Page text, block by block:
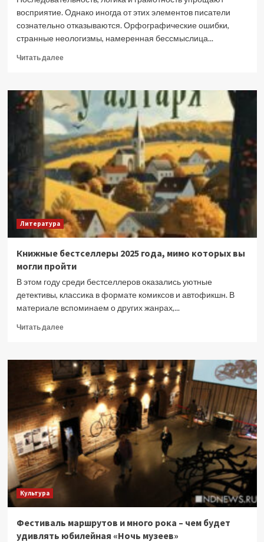
восприятие. Однако иногда от этих элементов писатели
сознательно отказываются. Орфографические ошибки,
странные неологизмы, намеренная бессмыслица...
Читать далееПрочитать
Топ-5
самых
смелых
языковых
экспериментов
в
книгах
Литература
Книжные бестселлеры 2025 года, мимо которых вы
могли пройти
В этом году среди бестселлеров оказались уютные
детективы, классика в формате комиксов и автофикшн. В
материале вспоминаем о других жанрах,...
Читать далееПрочитать
Книжные
бестселлеры
2025
года,
мимо
которых
вы
могли
пройти
Культура
Фестиваль маршрутов и много рока – чем будет
удивлять юбилейная «Ночь музеев»